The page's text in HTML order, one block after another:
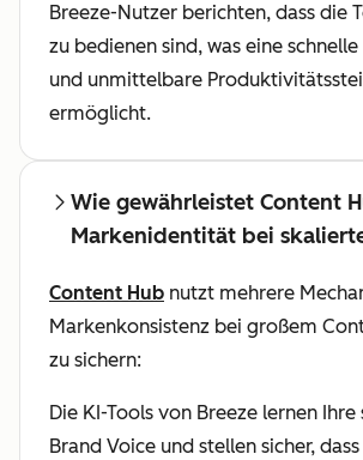
Breeze-Nutzer berichten, dass die
zu bedienen sind, was eine
und unmittelbare
ermöglicht.
Wie gewährleistet Content
Markenidentität bei
Content Hub nutzt mehrere
Markenkonsistenz bei großem
zu sichern:
Die KI-Tools von Breeze lernen Ihre
Brand Voice und stellen sicher,